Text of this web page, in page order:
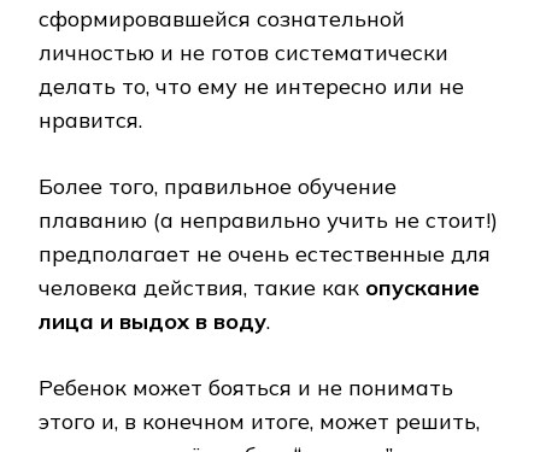
сформировавшейся сознательной
личностью и не готов систематически
делать то, что ему не интересно или не
нравится.
Более того, правильное обучение
плаванию (а неправильно учить не стоит!)
предполагает не очень естественные для
человека действия, такие как опускание
лица и выдох в воду.
Ребенок может бояться и не понимать
этого и, в конечном итоге, может решить,